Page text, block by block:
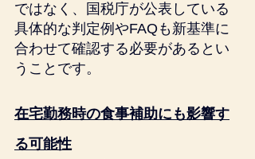
ではなく、国税庁が公表している
具体的な判定例やFAQも新基準に
合わせて確認する必要があるとい
うことです。
在宅勤務時の食事補助にも影響す
る可能性